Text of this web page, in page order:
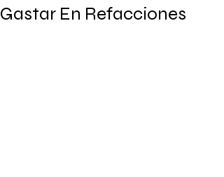
Gastar En Refacciones